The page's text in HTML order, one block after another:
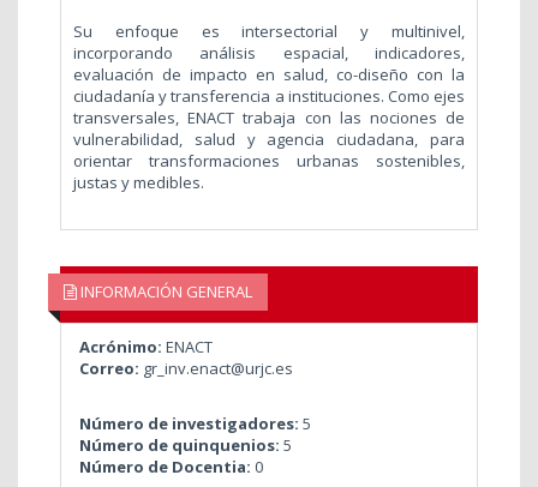
Su enfoque es intersectorial y multinivel,
incorporando análisis espacial, indicadores,
evaluación de impacto en salud, co-diseño con la
ciudadanía y transferencia a instituciones. Como ejes
transversales, ENACT trabaja con las nociones de
vulnerabilidad, salud y agencia ciudadana, para
orientar transformaciones urbanas sostenibles,
justas y medibles.
INFORMACIÓN GENERAL
Acrónimo: ENACT
Correo: gr_inv.enact@urjc.es
Número de investigadores: 5
Número de quinquenios: 5
Número de Docentia: 0